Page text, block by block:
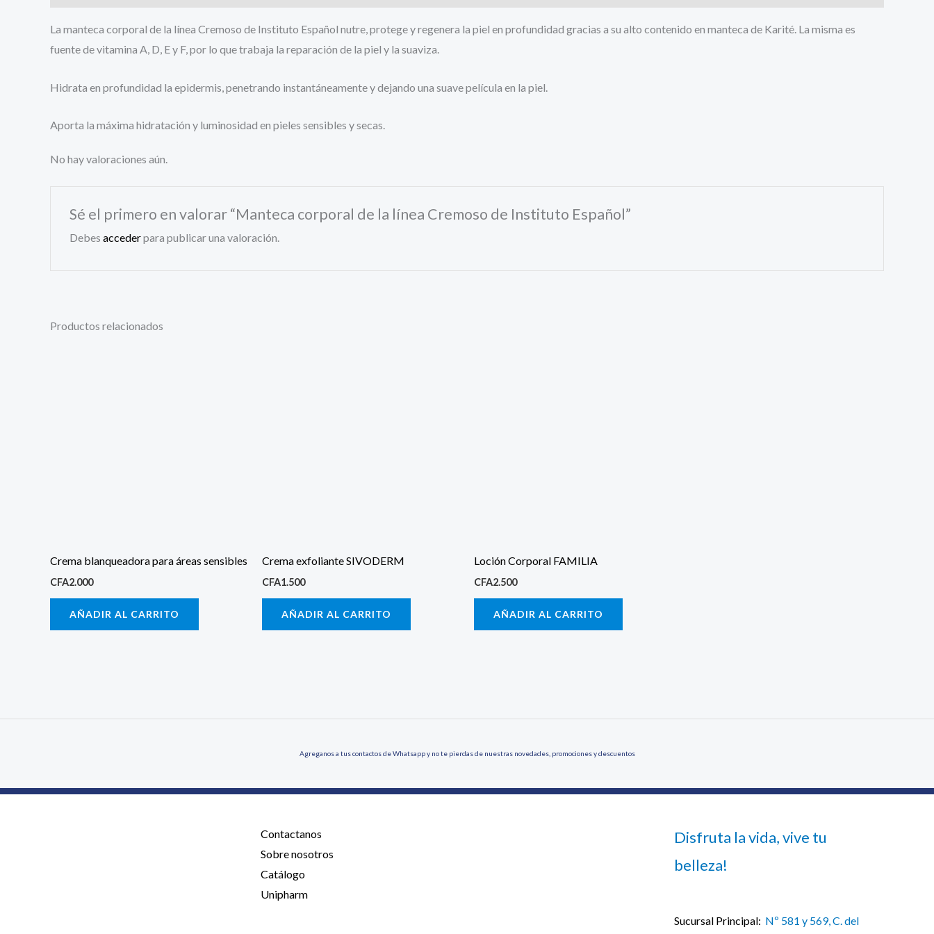
La manteca corporal de la línea Cremoso de Instituto Español nutre, protege y regenera la piel en profundidad gracias a su alto contenido en manteca de Karité. La misma es
fuente de vitamina A, D, E y F, por lo que trabaja la reparación de la piel y la suaviza.
Hidrata en profundidad la epidermis, penetrando instantáneamente y dejando una suave película en la piel.
Aporta la máxima hidratación y luminosidad en pieles sensibles y secas.
No hay valoraciones aún.
Sé el primero en valorar “Manteca corporal de la línea Cremoso de Instituto Español”
Debes accederpara publicar una valoración.
Productos relacionados
Crema blanqueadora para áreas sensibles
CFA2.000
AÑADIR AL CARRITO
Crema exfoliante SIVODERM
CFA1.500
AÑADIR AL CARRITO
Loción Corporal FAMILIA
CFA2.500
AÑADIR AL CARRITO
Agreganos a tus contactos de Whatsapp y no te pierdas de nuestras novedades, promociones y descuentos
Contactanos
Sobre nosotros
Catálogo
Unipharm
Disfruta la vida, vive tu
belleza!
Sucursal Principal: Nº 581 y 569, C. del